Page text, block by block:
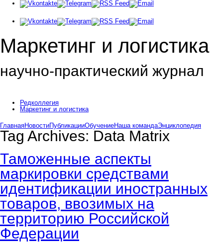
Маркетинг и логистика
научно-практический журнал
Редколлегия
Маркетинг и логистика
ГлавнаяНовостиПубликацииОбучениеНаша командаЭнциклопедия
Tag Archives: Data Matrix
Таможенные аспекты
маркировки средствами
идентификации иностранных
товаров, ввозимых на
территорию Российской
Федерации